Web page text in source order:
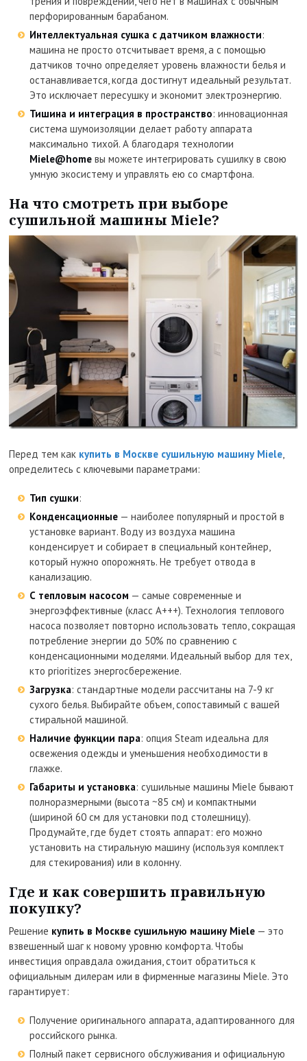
перфорированным барабаном.
Интеллектуальная сушка с датчиком влажности:
машина не просто отсчитывает время, а с помощью
датчиков точно определяет уровень влажности белья и
останавливается, когда достигнут идеальный результат.
Это исключает пересушку и экономит электроэнергию.
Тишина и интеграция в пространство: инновационная
система шумоизоляции делает работу аппарата
максимально тихой. А благодаря технологии
Miele@home вы можете интегрировать сушилку в свою
умную экосистему и управлять ею со смартфона.
На что смотреть при выборе
сушильной машины Miele?
Перед тем как купить в Москве сушильную машину Miele
определитесь с ключевыми параметрами:
Тип сушки:
Конденсационные — наиболее популярный и простой в
установке вариант. Воду из воздуха машина
конденсирует и собирает в специальный контейнер,
который нужно опорожнять. Не требует отвода в
канализацию.
С тепловым насосом — самые современные и
энергоэффективные (класс А+++). Технология теплового
насоса позволяет повторно использовать тепло, сокращая
потребление энергии до 50% по сравнению с
конденсационными моделями. Идеальный выбор для тех,
кто prioritizes энергосбережение.
Загрузка: стандартные модели рассчитаны на 7-9 кг
сухого белья. Выбирайте объем, сопоставимый с вашей
стиральной машиной.
Наличие функции пара: опция Steam идеальна для
освежения одежды и уменьшения необходимости в
глажке.
Габариты и установка: сушильные машины Miele бывают
полноразмерными (высота ~85 см) и компактными
(шириной 60 см для установки под столешницу).
Продумайте, где будет стоять аппарат: его можно
установить на стиральную машину (используя комплект
для стекирования) или в колонну.
Где и как совершить правильную
покупку?
Решение купить в Москве сушильную машину Miele — это
взвешенный шаг к новому уровню комфорта. Чтобы
инвестиция оправдала ожидания, стоит обратиться к
официальным дилерам или в фирменные магазины Miele. Это
гарантирует:
Получение оригинального аппарата, адаптированного для
российского рынка.
Полный пакет сервисного обслуживания и официальную